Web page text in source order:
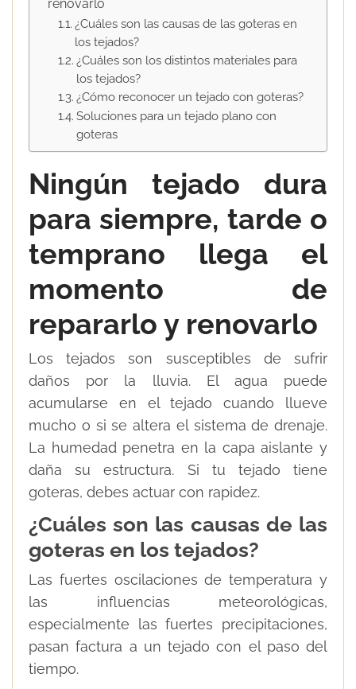
renovarlo
¿Cuáles son las causas de las goteras en
los tejados?
¿Cuáles son los distintos materiales para
los tejados?
¿Cómo reconocer un tejado con goteras?
Soluciones para un tejado plano con
goteras
Ningún tejado dura
para siempre, tarde o
temprano llega el
momento de
repararlo y renovarlo
Los tejados son susceptibles de sufrir
daños por la lluvia. El agua puede
acumularse en el tejado cuando llueve
mucho o si se altera el sistema de drenaje.
La humedad penetra en la capa aislante y
daña su estructura. Si tu tejado tiene
goteras, debes actuar con rapidez.
¿Cuáles son las causas de las
goteras en los tejados?
Las fuertes oscilaciones de temperatura y
las influencias meteorológicas,
especialmente las fuertes precipitaciones,
pasan factura a un tejado con el paso del
tiempo.